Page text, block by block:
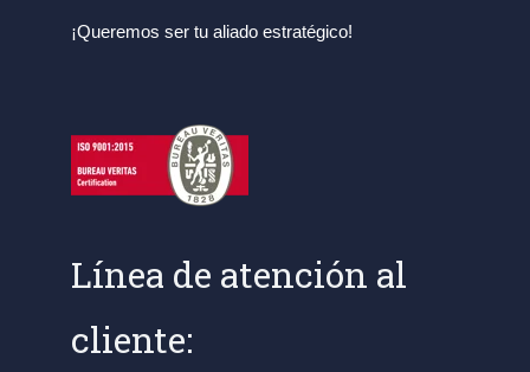
¡Queremos ser tu aliado estratégico!
Línea de atención al
cliente: